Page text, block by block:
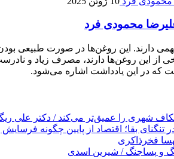
محمودی فرد
دارند. این روغن‌ها در صورت طبیعی
این روغن‌ها دارند، مصرف زیاد و
که در این یادداشت اشاره می‌شود.
شهری را عمیق‌تر می‌کند / دکتر علی
بقا؛ اقتصاد از پایین چگونه فرسایش
فخرذاکری
و پساجنگ / شیرین اسدی